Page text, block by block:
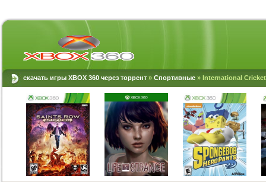
скачать игры XBOX 360 через торрент » Спортивные » International Cricket